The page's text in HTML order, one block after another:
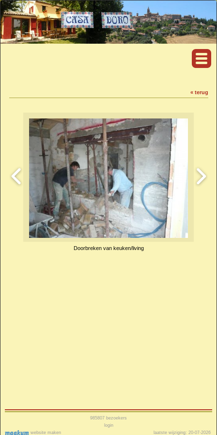
« terug
Doorbreken van keuken/living
website maken
985807 bezoekers
login
laatste wijziging: 20-07-2026